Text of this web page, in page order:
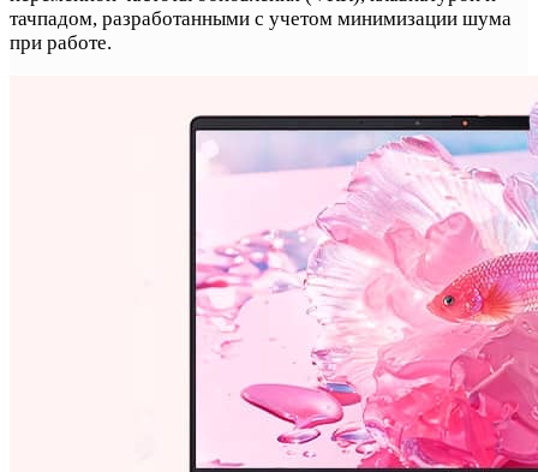
тачпадом, разработанными с учетом минимизации шума
при работе.